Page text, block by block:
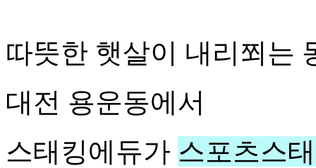
따뜻한 햇살이 내리쬐는
대전 용운동에서
스태킹에듀가 스포츠스